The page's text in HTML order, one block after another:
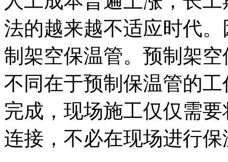
法的越来越不适应时代
制架空保温管。预制架
不同在于预制保温管的
完成，现场施工仅仅需
连接，不必在现场进行